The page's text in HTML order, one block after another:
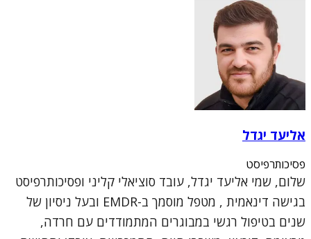
אליעד יגדל
פסיכותרפיסט
שלום, שמי אליעד יגדל, עובד סוציאלי קליני ופסיכותרפיסט
בגישה דינאמית , מטפל מוסמך ב-EMDR ובעל ניסיון של
שנים בטיפול רגשי במבוגרים המתמודדים עם חרדה,